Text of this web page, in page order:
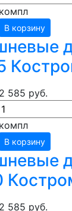
компл
В корзину
2 585 руб.
компл
В корзину
2 585 руб.